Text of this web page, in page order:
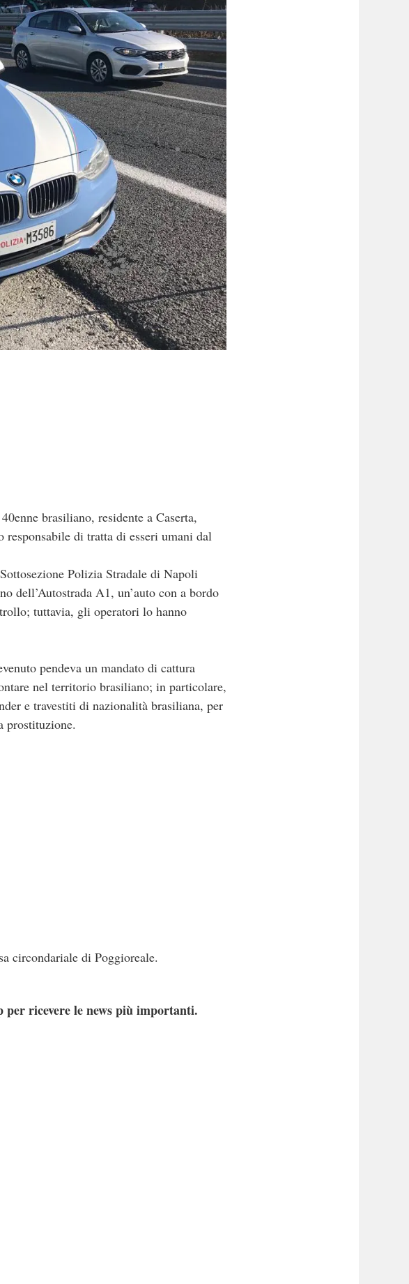
brasiliano, residente a Caserta,
di tratta di esseri umani dal
Polizia Stradale di Napoli
dell’Autostrada A1, un’auto con a bordo
tuttavia, gli operatori lo hanno
pendeva un mandato di cattura
nel territorio brasiliano; in particolare,
e travestiti di nazionalità brasiliana, per
prostituzione.
circondariale di Poggioreale.
ricevere le news più importanti.